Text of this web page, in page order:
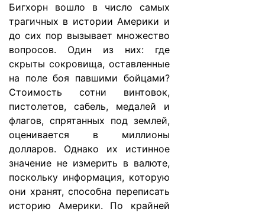
Бигхорн вошло в число самых
трагичных в истории Америки и
до сих пор вызывает множество
вопросов. Один из них: где
скрыты сокровища, оставленные
на поле боя павшими бойцами?
Стоимость сотни винтовок,
пистолетов, сабель, медалей и
флагов, спрятанных под землей,
оценивается в миллионы
долларов. Однако их истинное
значение не измерить в валюте,
поскольку информация, которую
они хранят, способна переписать
историю Америки. По крайней